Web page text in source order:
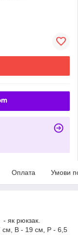
Оплата Умови
як рюкзак.
см, В - 19 см, Р - 6,5